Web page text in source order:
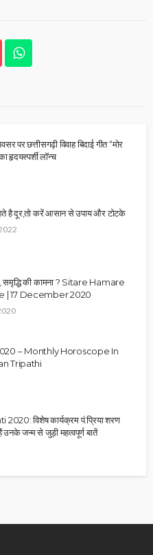
पर छत्तीसगढ़ी विवाह बिदाई गीत “मोर
हृदयस्पर्शी लॉन्च
है दूर,तो करें आसान से उपाय और टोटके
समृद्धि की कामना ? Sitare Hamare
| 17 December 2020
2020 – Monthly Horoscope In
Tripathi
विशेष कार्यक्रम पं.प्रिया शरण
उनके जन्म से जुड़ी महत्वपूर्ण बातें